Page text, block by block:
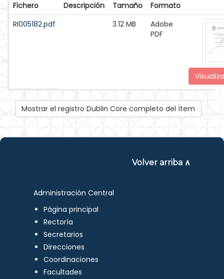
Fichero Descripción Tamaño
Formato
RI005182.pdf
3.12 MB
Adobe
PDF
Mostrar el registro Dublin Core completo del ítem
Volver arriba ∧
Administración Central
Página principal
Rectoría
Secretarios
Direcciones
Coordinaciones
Facultades